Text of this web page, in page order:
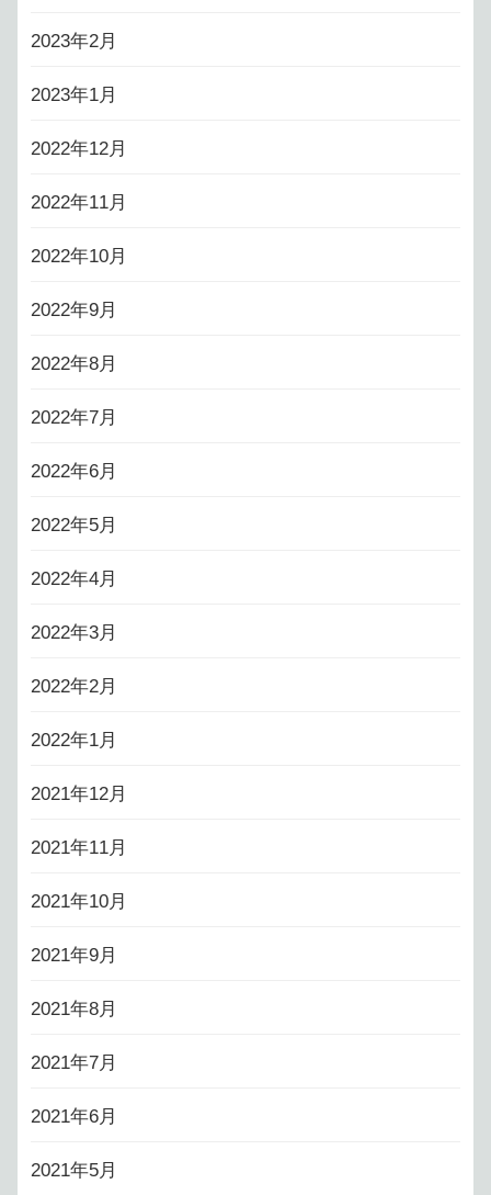
2023年2月
2023年1月
2022年12月
2022年11月
2022年10月
2022年9月
2022年8月
2022年7月
2022年6月
2022年5月
2022年4月
2022年3月
2022年2月
2022年1月
2021年12月
2021年11月
2021年10月
2021年9月
2021年8月
2021年7月
2021年6月
2021年5月